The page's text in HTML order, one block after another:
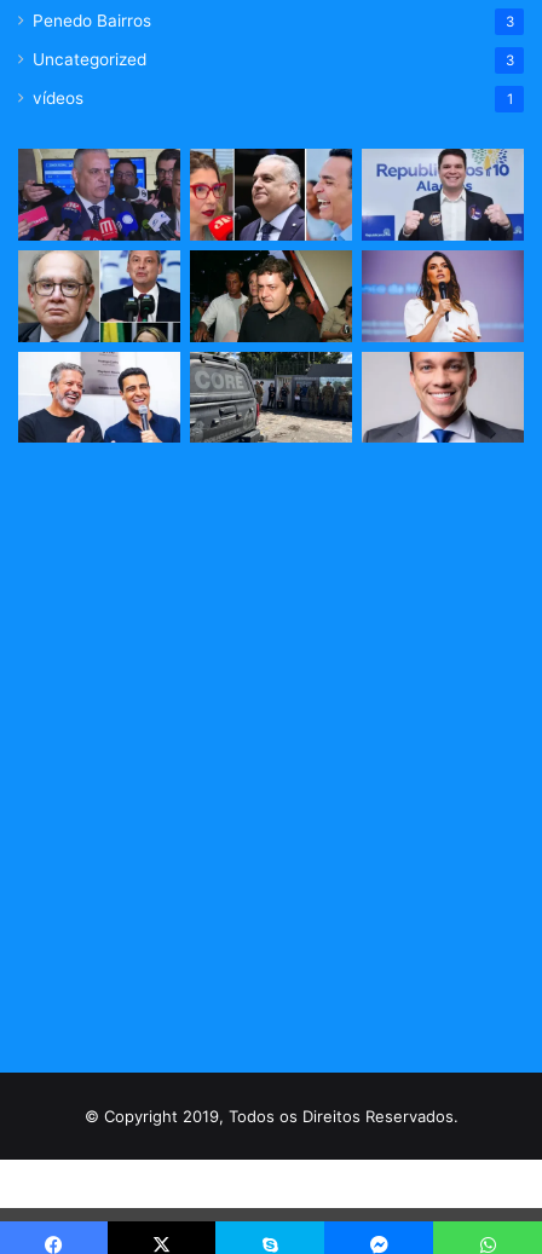
Penedo Bairros 3
Uncategorized 3
vídeos 1
© Copyright 2019, Todos os Direitos Reservados.
Vá para versão mobile